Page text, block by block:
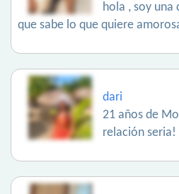
hola , soy una
que sabe lo que quiere
dari
21 años de
relación seria!